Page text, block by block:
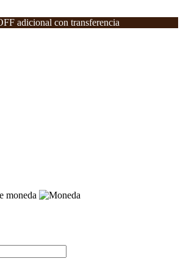
adicional con transferencia